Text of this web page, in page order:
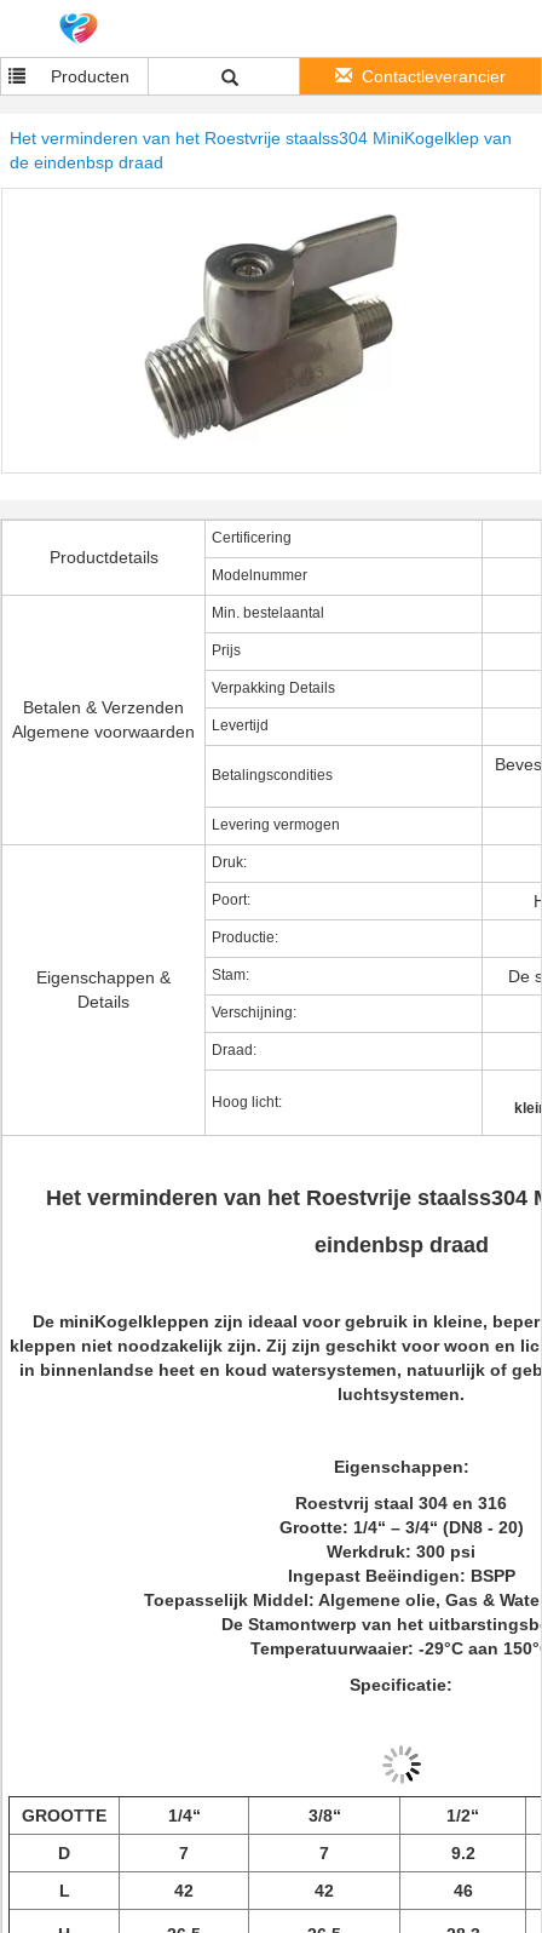
Producten Contactleverancier
Het verminderen van het Roestvrije staalss304 MiniKogelklep van
de eindenbsp draad
Productdetails
Certificering
Modelnummer
Betalen & Verzenden
Algemene voorwaarden
Min. bestelaantal
Prijs
Verpakking Details
Levertijd
Betalingscondities
Levering vermogen
Eigenschappen &
Details
Druk:
Poort:
Productie:
Stam: De
Verschijning:
Draad:
Hoog licht:
Het verminderen van het Roestvrije staalss304
eindenbsp draad
De miniKogelkleppen zijn ideaal voor gebruik in kleine,
kleppen niet noodzakelijk zijn. Zij zijn geschikt voor woon en
in binnenlandse heet en koud watersystemen, natuurlijk of
luchtsystemen.
Eigenschappen:
Roestvrij staal 304 en 316
Grootte: 1/4“ – 3/4“ (DN8 - 20)
Werkdruk: 300 psi
Ingepast Beëindigen: BSPP
Toepasselijk Middel: Algemene olie, Gas &
De Stamontwerp van het
Temperatuurwaaier: -29°C aan
Specificatie:
GROOTTE 1/4“ 3/8“
1/2“
D
7 7
9.2
L
42 42 46